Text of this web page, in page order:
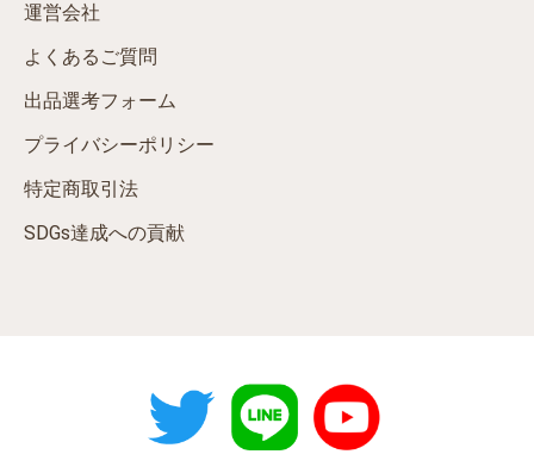
運営会社
よくあるご質問
出品選考フォーム
プライバシーポリシー
特定商取引法
SDGs達成への貢献